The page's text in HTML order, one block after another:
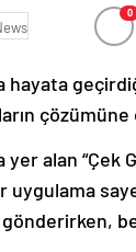
0
alan “Çek
uygulama